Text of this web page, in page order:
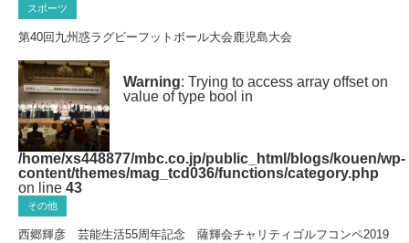
スポーツ
第40回九州惑ラグビーフットボール大会鹿児島大会
Warning: Trying to access array offset on
value of type bool in
/home/xs448877/mbc.co.jp/public_html/blogs/kouen/wp-
content/themes/mag_tcd036/functions/category.php
on line 43
その他
西郷輝彦 芸能生活55周年記念 薩輝会チャリティゴルフコンペ2019